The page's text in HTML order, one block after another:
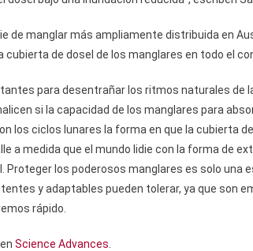
de manglar más ampliamente distribuida en
cubierta de dosel de los manglares en todo el
para desentrañar los ritmos naturales de
si la capacidad de los manglares para
los ciclos lunares la forma en que la cubierta
a medida que el mundo lidie con la forma de
Proteger los poderosos manglares es solo una
y adaptables pueden tolerar, ya que son
rápido.
Science Advances